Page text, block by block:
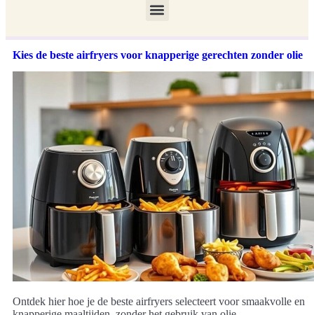
Kies de beste airfryers voor knapperige gerechten zonder olie
Ontdek hier hoe je de beste airfryers selecteert voor smaakvolle en